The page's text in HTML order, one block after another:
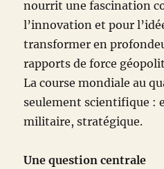
nourrit une fascination
l’innovation et pour
transformer en
rapports de force
La course mondiale au
seulement scientifique :
militaire, stratégique.
Une question centrale